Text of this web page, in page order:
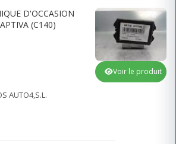
D'OCCASION
(C140)
AUTO4,S.L.
Voir le produit